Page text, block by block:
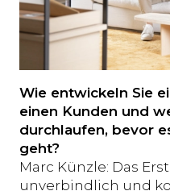
Wie entwickeln Sie
einen Kunden und
durchlaufen, bevor
geht?
Marc Künzle: Das
unverbindlich und